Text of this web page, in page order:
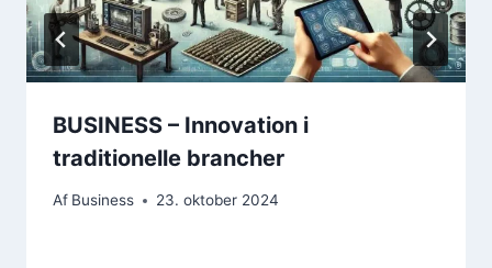
BUSINESS – Innovation i
traditionelle brancher
Af Business 23. oktober 2024